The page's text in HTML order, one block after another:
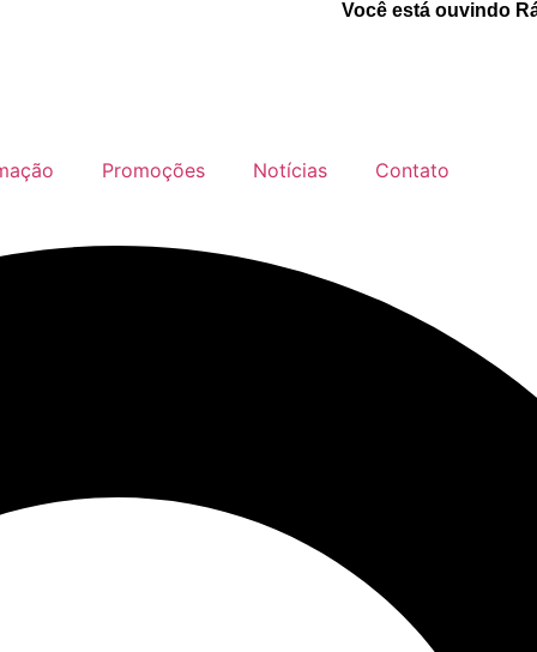
Promoções Notícias Contato